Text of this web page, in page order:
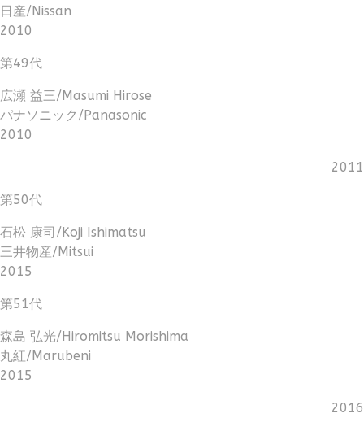
日産/Nissan
2010
第49代
広瀬 益三/Masumi Hirose
パナソニック/Panasonic
2010
2011
第50代
石松 康司/Koji Ishimatsu
三井物産/Mitsui
2015
第51代
森島 弘光/Hiromitsu Morishima
丸紅/Marubeni
2015
2016